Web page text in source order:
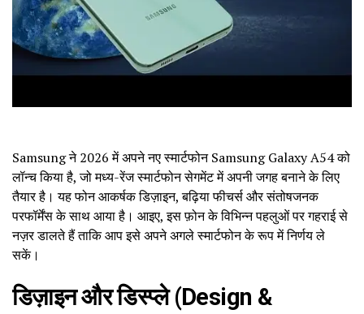
Samsung ने 2026 में अपने नए स्मार्टफोन Samsung Galaxy A54 को
लॉन्च किया है, जो मध्य-रेंज स्मार्टफोन सेगमेंट में अपनी जगह बनाने के लिए
तैयार है। यह फोन आकर्षक डिज़ाइन, बढ़िया फीचर्स और संतोषजनक
परफॉर्मेंस के साथ आया है। आइए, इस फ़ोन के विभिन्न पहलुओं पर गहराई से
नज़र डालते हैं ताकि आप इसे अपने अगले स्मार्टफोन के रूप में निर्णय ले
सकें।
डिज़ाइन और डिस्प्ले (Design &